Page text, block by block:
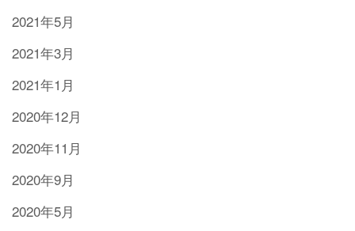
2021年5月
2021年3月
2021年1月
2020年12月
2020年11月
2020年9月
2020年5月